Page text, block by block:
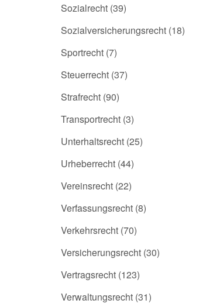
Sozialrecht (39)
Sozialversicherungsrecht (18)
Sportrecht (7)
Steuerrecht (37)
Strafrecht (90)
Transportrecht (3)
Unterhaltsrecht (25)
Urheberrecht (44)
Vereinsrecht (22)
Verfassungsrecht (8)
Verkehrsrecht (70)
Versicherungsrecht (30)
Vertragsrecht (123)
Verwaltungsrecht (31)